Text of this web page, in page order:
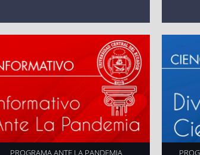
PROGRAMA ANTE LA PANDEMIA
31 de diciembre del 2024 habrá
llene el formulario y el
se comunicará con usted.
DOCENTES
Consulta
Ver aquí
Consulta
Ver aquí